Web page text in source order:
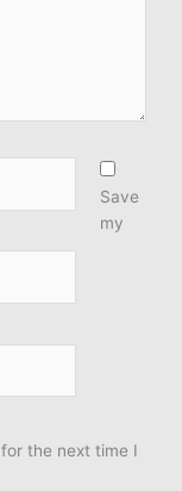
Save
my
the next time I